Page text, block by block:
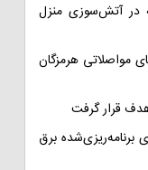
۶ کشته در آتش‌سوزی منزل
مواصلاتی هرمزگان
قرار گرفت
برق